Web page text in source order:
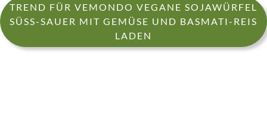
TREND FÜR VEMONDO VEGANE SOJAWÜRFEL
SÜSS-SAUER MIT GEMÜSE UND BASMATI-REIS L
ADEN